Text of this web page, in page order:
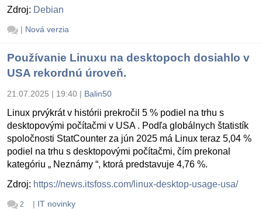
Zdroj: Debian
| Nová verzia
Používanie Linuxu na desktopoch dosiahlo v
USA rekordnú úroveň.
21.07.2025 | 19:40 | Balin50
Linux prvýkrát v histórii prekročil 5 % podiel na trhu s
desktopovými počítačmi v USA . Podľa globálnych štatistík
spoločnosti StatCounter za jún 2025 má Linux teraz 5,04 %
podiel na trhu s desktopovými počítačmi, čím prekonal
kategóriu „ Neznámy “, ktorá predstavuje 4,76 %.
Zdroj: https://news.itsfoss.com/linux-desktop-usage-usa/
2 | IT novinky